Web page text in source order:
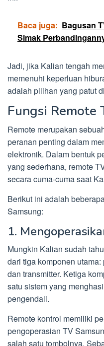
Baca juga: Bagusan
Simak
Jadi, jika Kalian tengah
memenuhi keperluan
adalah pilihan yang patut
Fungsi Remote
Remote merupakan
peranan penting dalam
elektronik. Dalam bentuk
yang sederhana, remote
secara cuma-cuma saat
Berikut ini adalah
Samsung:
1.
Mungkin Kalian sudah
dari tiga komponen
dan transmitter. Ketiga
satu sistem yang
pengendali.
Remote kontrol memiliki
pengoperasian TV
salah satu tombolnya.